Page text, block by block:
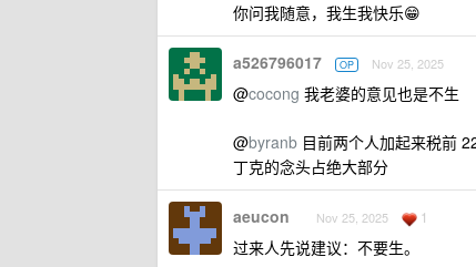
你问我随意，我生我快乐😁
a526796017 OP Nov 25, 2025
@cocong 我老婆的意见也是不生
@byranb 目前两个人加起来税前
丁克的念头占绝大部分
aeucon Nov 25, 2025 1
过来人先说建议：不要生。